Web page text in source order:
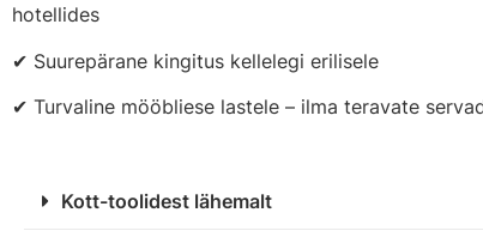
hotellides
✔ Suurepärane kingitus kellelegi erilisele
✔ Turvaline mööbliese lastele – ilma teravate
Kott-toolidest lähemalt